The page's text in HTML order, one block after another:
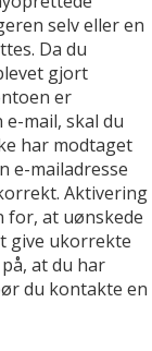
selv eller en
Da du
gjort
er
mail, skal du
har modtaget
e-mailadresse
Aktivering
for, at uønskede
give ukorrekte
at du har
du kontakte en